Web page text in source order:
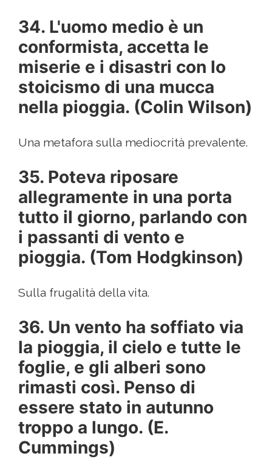
34. L'uomo medio è un
conformista, accetta le
miserie e i disastri con lo
stoicismo di una mucca
nella pioggia. (Colin Wilson)
Una metafora sulla mediocrità prevalente.
35. Poteva riposare
allegramente in una porta
tutto il giorno, parlando con
i passanti di vento e
pioggia. (Tom Hodgkinson)
Sulla frugalità della vita.
36. Un vento ha soffiato via
la pioggia, il cielo e tutte le
foglie, e gli alberi sono
rimasti così. Penso di
essere stato in autunno
troppo a lungo. (E.
Cummings)